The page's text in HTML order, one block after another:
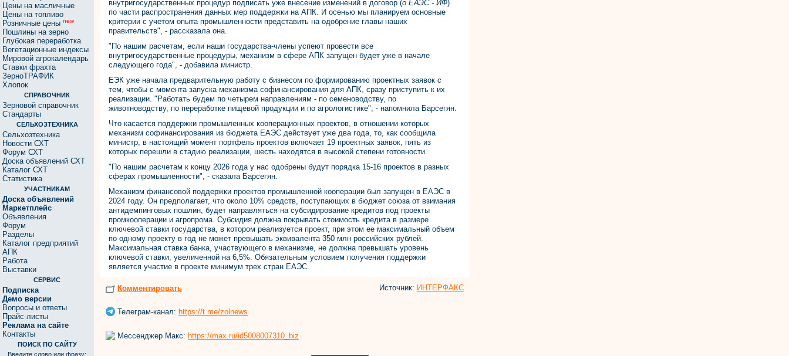
Цены на масличные
Цены на топливо
Розничные цены new
Пошлины на зерно
Глубокая переработка
Вегетационные индексы
Мировой агрокалендарь
Ставки фрахта
ЗерноТРАФИК
Хлопок
СПРАВОЧНИК
Зерновой справочник
Стандарты
СЕЛЬХОЗТЕХНИКА
Сельхозтехника
Новости СХТ
Форум СХТ
Доска объявлений СХТ
Каталог СХТ
Статистика
УЧАСТНИКАМ
Доска объявлений
Маркетплейс
Объявления
Форум
Разделы
Каталог предприятий
АПК
Работа
Выставки
СЕРВИС
Подписка
Демо версии
Вопросы и ответы
Прайс-листы
Реклама на сайте
Контакты
ПОИСК ПО САЙТУ
Введите слово или фразу:
внутригосударственных процедур подписать уже внесение изменений в договор (о ЕАЭС - ИФ)
по части распространения данных мер поддержки на АПК. И осенью мы планируем основные
критерии с учетом опыта промышленности представить на одобрение главы наших
правительств", - рассказала она.
"По нашим расчетам, если наши государства-члены успеют провести все
внутригосударственные процедуры, механизм в сфере АПК запущен будет уже в начале
следующего года", - добавила министр.
ЕЭК уже начала предварительную работу с бизнесом по формированию проектных заявок с
тем, чтобы с момента запуска механизма софинансирования для АПК, сразу приступить к их
реализации. "Работать будем по четырем направлениям - по семеноводству, по
животноводству, по переработке пищевой продукции и по агрологистике", - напомнила Барсегян.
Что касается поддержки промышленных кооперационных проектов, в отношении которых
механизм софинансирования из бюджета ЕАЭС действует уже два года, то, как сообщила
министр, в настоящий момент портфель проектов включает 19 проектных заявок, пять из
которых перешли в стадию реализации, шесть находятся в высокой степени готовности.
"По нашим расчетам к концу 2026 года у нас одобрены будут порядка 15-16 проектов в разных
сферах промышленности", - сказала Барсегян.
Механизм финансовой поддержки проектов промышленной кооперации был запущен в ЕАЭС в
2024 году. Он предполагает, что около 10% средств, поступающих в бюджет союза от взимания
антидемпинговых пошлин, будет направляться на субсидирование кредитов под проекты
промкооперации и агропрома. Субсидия должна покрывать стоимость кредита в размере
ключевой ставки государства, в котором реализуется проект, при этом ее максимальный объем
по одному проекту в год не может превышать эквивалента 350 млн российских рублей.
Максимальная ставка банка, участвующего в механизме, не должна превышать уровень
ключевой ставки, увеличенной на 6,5%. Обязательным условием получения поддержки
является участие в проекте минимум трех стран ЕАЭС.
Комментировать Источник: ИНТЕРФАКС
Телеграм-канал: https://t.me/zolnews
Мессенджер Макс: https://max.ru/id5008007310_biz